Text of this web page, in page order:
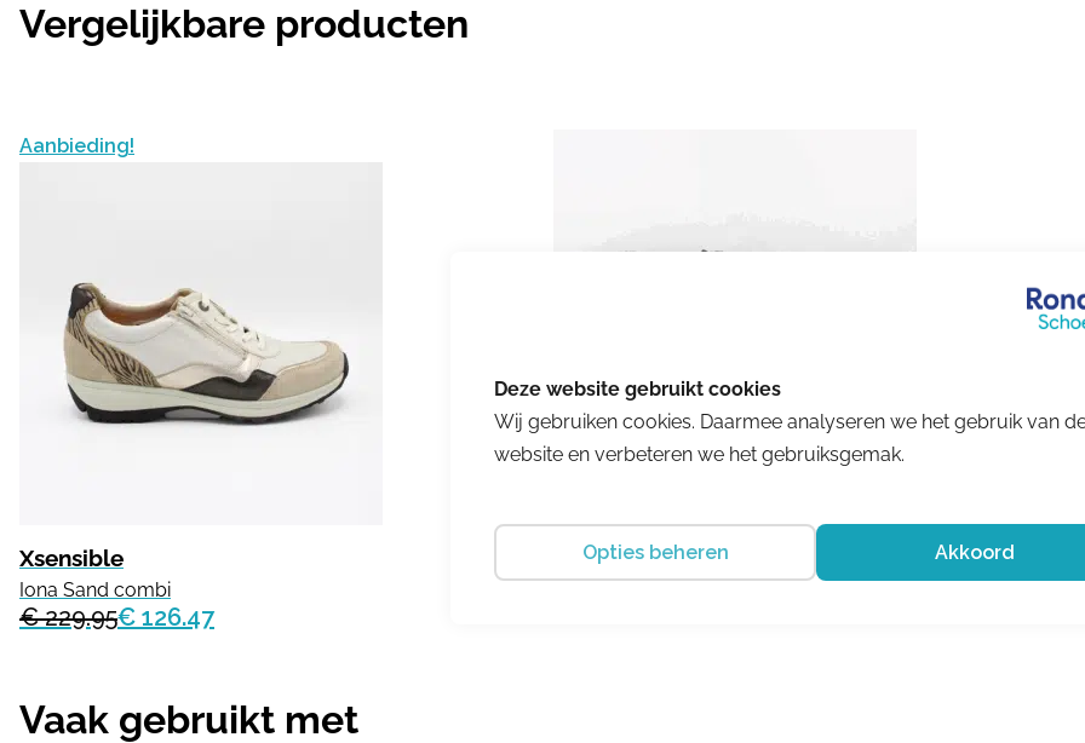
Vergelijkbare producten
Aanbieding!
Xsensible
Iona Sand combi
€ 229.95€ 126.47
Xsensible
Golden Gate
€ 249.99
Vaak gebruikt met
Wij gebruiken cookies. Daarmee analyseren we het gebruik van
website en verbeteren we het gebruiksgemak.
Opties beheren Akkoord